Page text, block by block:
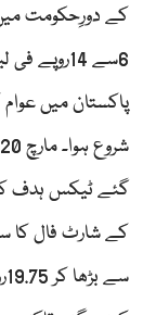
6سے 14روپے
پاکستان میں